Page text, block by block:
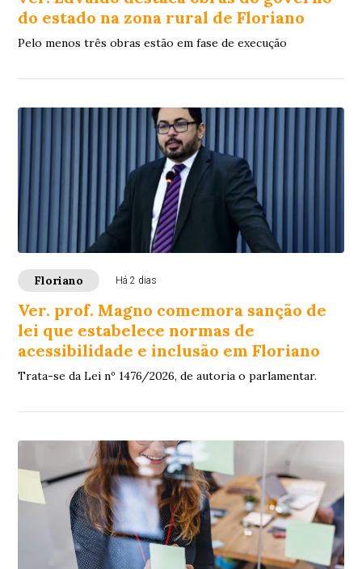
do estado na zona rural de Floriano
Pelo menos três obras estão em fase de execução
Floriano Há 2 dias
Ver. prof. Magno comemora sanção de
lei que estabelece normas de
acessibilidade e inclusão em Floriano
Trata-se da Lei nº 1476/2026, de autoria o parlamentar.